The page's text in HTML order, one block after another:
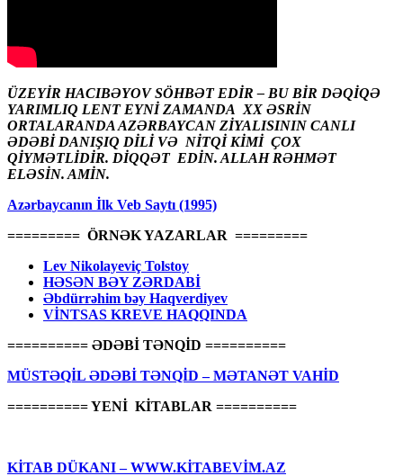
ÜZEYİR HACIBƏYOV SÖHBƏT EDİR – BU BİR DƏQİQƏ
YARIMLIQ LENT EYNİ ZAMANDA XX ƏSRİN
ORTALARANDA AZƏRBAYCAN ZİYALISININ CANLI
ƏDƏBİ DANIŞIQ DİLİ VƏ NİTQİ KİMİ ÇOX
QİYMƏTLİDİR. DİQQƏT EDİN. ALLAH RƏHMƏT
ELƏSİN. AMİN.
Azərbaycanın İlk Veb Saytı (1995)
========= ÖRNƏK YAZARLAR =========
Lev Nikolayeviç Tolstoy
HƏSƏN BƏY ZƏRDABİ
Əbdürrəhim bəy Haqverdiyev
VİNTSAS KREVE HAQQINDA
========== ƏDƏBİ TƏNQİD ==========
MÜSTƏQİL ƏDƏBİ TƏNQİD – MƏTANƏT VAHİD
========== YENİ KİTABLAR ==========
KİTAB DÜKANI – WWW.KİTABEVİM.AZ